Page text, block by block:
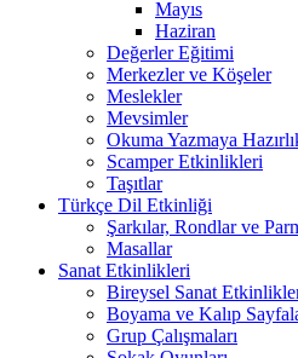
Mayıs
Haziran
Değerler Eğitimi
Merkezler ve Köşeler
Meslekler
Mevsimler
Okuma Yazmaya
Scamper Etkinlikleri
Taşıtlar
Türkçe Dil Etkinliği
Şarkılar, Rondlar ve
Masallar
Sanat Etkinlikleri
Bireysel Sanat
Boyama ve Kalıp
Grup Çalışmaları